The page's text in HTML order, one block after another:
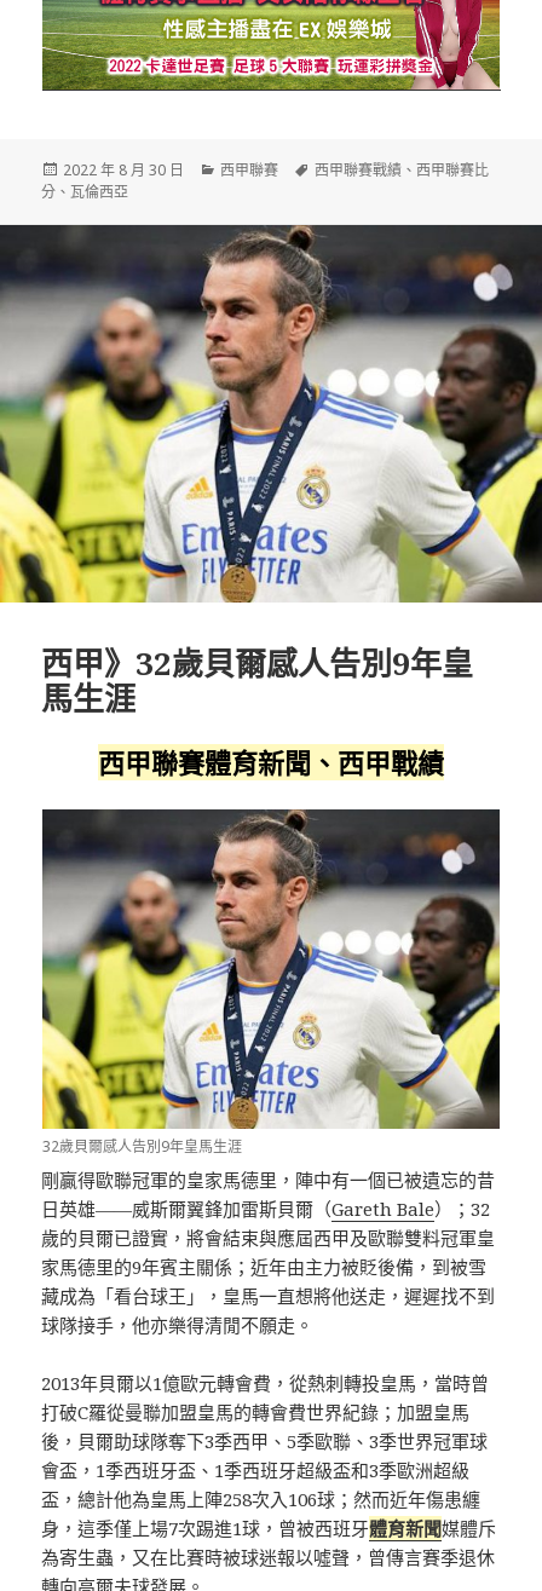
發
佈
2022 年 8 月 30 日
分
西甲聯賽
標
西甲聯賽戰績 、西甲聯賽比
分 、 瓦倫西亞
西甲》32歲貝爾感人告別9年皇
馬生涯
西甲聯賽體育新聞、西甲戰績
32歲貝爾感人告別9年皇馬生涯
剛贏得歐聯冠軍的皇家馬德里，陣中有一個已被遺忘的昔
日英雄——威斯爾翼鋒加雷斯貝爾（Gareth Bale）；32
歲的貝爾已證實，將會結束與應屆西甲及歐聯雙料冠軍皇
家馬德里的9年賓主關係；近年由主力被貶後備，到被雪
藏成為「看台球王」，皇馬一直想將他送走，遲遲找不到
球隊接手，他亦樂得清閒不願走。
2013年貝爾以1億歐元轉會費，從熱刺轉投皇馬，當時曾
打破C羅從曼聯加盟皇馬的轉會費世界紀錄；加盟皇馬
後，貝爾助球隊奪下3季西甲、5季歐聯、3季世界冠軍球
會盃，1季西班牙盃、1季西班牙超級盃和3季歐洲超級
盃，總計他為皇馬上陣258次入106球；然而近年傷患纏
身，這季僅上場7次踢進1球，曾被西班牙體育新聞媒體斥
為寄生蟲，又在比賽時被球迷報以噓聲，曾傳言賽季退休